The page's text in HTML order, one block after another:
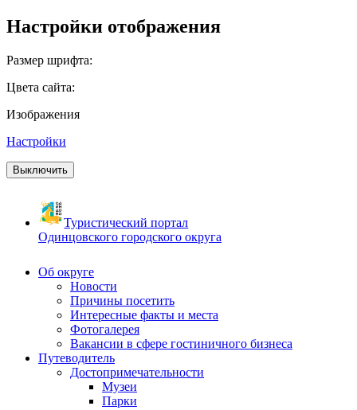
Настройки отображения
Размер шрифта:
Цвета сайта:
Изображения
Настройки
Выключить
Туристический портал
Одинцовского городского округа
Об округе
Новости
Причины посетить
Интересные факты и места
Фотогалерея
Вакансии в сфере гостиничного бизнеса
Путеводитель
Достопримечательности
Музеи
Парки